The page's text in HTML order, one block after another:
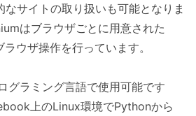
なサイトの取り扱いも可能となりま
はブラウザごとに用意された
ウザ操作を行っています。
グラミング言語で使用可能です
上のLinux環境でPythonから